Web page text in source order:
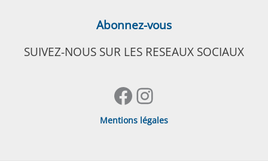
Abonnez-vous
SUIVEZ-NOUS SUR LES RESEAUX SOCIAUX
Facebook
Instagram
Mentions légales